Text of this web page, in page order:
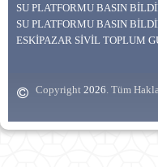
SU PLATFORMU BASIN
SU PLATFORMU BASIN
ESKİPAZAR SİVİL TOPLUM
Copyright 2026 . Tüm